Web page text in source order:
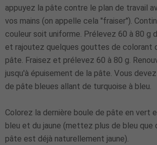
appuyez la pâte contre le plan de travail
vos mains (on appelle cela "fraiser").
couleur soit uniforme. Prélevez 60 à 80 g
et rajoutez quelques gouttes de colorant
pâte. Fraisez et prélevez 60 à 80 g.
jusqu'à épuisement de la pâte. Vous
de pâte bleues allant de turquoise à bleu.
Colorez la dernière boule de pâte en vert
bleu et du jaune (mettez plus de bleu que
pâte est déjà naturellement jaune).